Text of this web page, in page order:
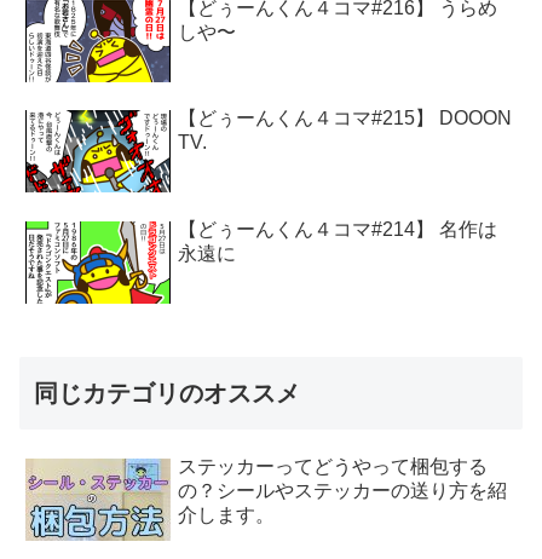
【どぅーんくん４コマ#216】 うらめ
しや〜
【どぅーんくん４コマ#215】 DOOON
TV.
【どぅーんくん４コマ#214】 名作は
永遠に
同じカテゴリのオススメ
ステッカーってどうやって梱包する
の？シールやステッカーの送り方を紹
介します。